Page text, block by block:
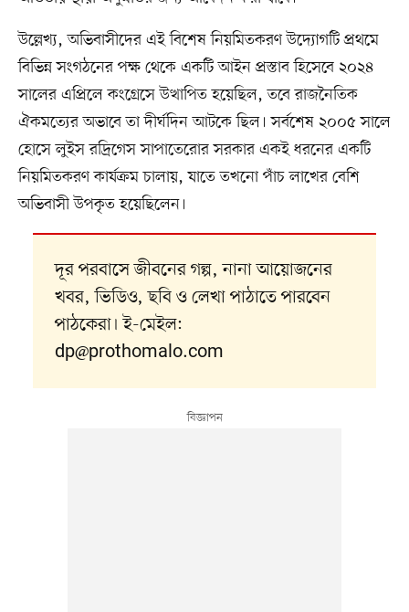
উল্লেখ্য, অভিবাসীদের এই বিশেষ নিয়মিতকরণ উদ্যোগটি প্রথমে
বিভিন্ন সংগঠনের পক্ষ থেকে একটি আইন প্রস্তাব হিসেবে ২০২৪
সালের এপ্রিলে কংগ্রেসে উত্থাপিত হয়েছিল, তবে রাজনৈতিক
ঐকমত্যের অভাবে তা দীর্ঘদিন আটকে ছিল। সর্বশেষ ২০০৫ সালে
হোসে লুইস রদ্রিগেস সাপাতেরোর সরকার একই ধরনের একটি
নিয়মিতকরণ কার্যক্রম চালায়, যাতে তখনো পাঁচ লাখের বেশি
অভিবাসী উপকৃত হয়েছিলেন।
দূর পরবাসে জীবনের গল্প, নানা আয়োজনের
খবর, ভিডিও, ছবি ও লেখা পাঠাতে পারবেন
পাঠকেরা। ই-মেইল:
dp@prothomalo.com